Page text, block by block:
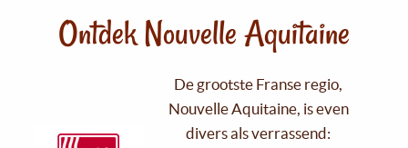
Ontdek Nouvelle Aquitaine
De grootste Franse regio,
Nouvelle Aquitaine, is even
divers als verrassend: